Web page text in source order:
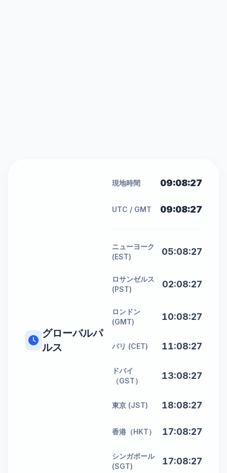
グローバルパ
ルス
現地時間 09:08:27
UTC / GMT 09:08:27
ニューヨーク
(EST)
05:08:27
ロサンゼルス
(PST)
02:08:27
ロンドン
(GMT)
10:08:27
パリ (CET) 11:08:27
ドバイ
（GST）
13:08:27
東京 (JST) 18:08:27
香港（HKT） 17:08:27
シンガポール
(SGT)
17:08:27